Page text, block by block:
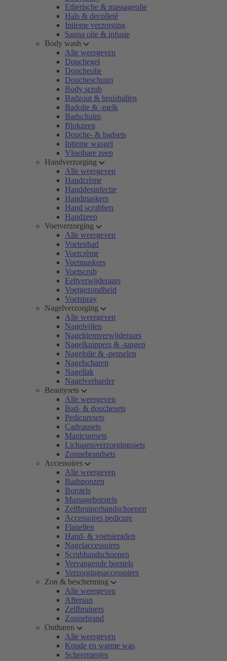
Etherische & massageolie
Hals & decolleté
Intieme verzorging
Sauna olie & infusie
Body wash
Alle weergeven
Douchegel
Doucheolie
Doucheschuim
Body scrub
Badzout & bruisballen
Badolie & -melk
Badschuim
Blokzeep
Douche- & badsets
Intieme wasgel
Vloeibare zeep
Handverzorging
Alle weergeven
Handcrème
Handdesinfectie
Handmaskers
Hand scrubben
Handzeep
Voetverzorging
Alle weergeven
Voetenbad
Voetcrème
Voetmaskers
Voetscrub
Eeltverwijderaars
Voetgezondheid
Voetspray
Nagelverzorging
Alle weergeven
Nagelvijlen
Nagelriemverwijderaars
Nagelknippers & -tangen
Nagelolie & -penselen
Nagelscharen
Nagellak
Nagelverharder
Beautysets
Alle weergeven
Bad- & douchesets
Pedicuresets
Cadeausets
Manicuresets
Lichaamsverzorgingssets
Zonnebrandsets
Accessoires
Alle weergeven
Badsponzen
Borstels
Massageborstels
Zelfbruinerhandschoenen
Accessoires pedicure
Flanellen
Hand- & voetsieraden
Nagelaccessoires
Scrubhandschoenen
Vervangende borstels
Verzorgingsaccessoires
Zon & bescherming
Alle weergeven
Aftersun
Zelfbruiners
Zonnebrand
Ontharen
Alle weergeven
Koude en warme was
Scheermesjes